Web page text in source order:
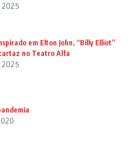
2025
em Elton John, “Billy Elliot”
no Teatro Alfa
2025